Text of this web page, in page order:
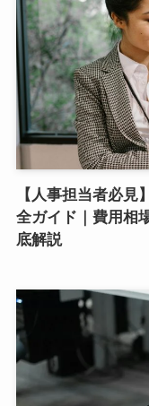
【人事担当者必
全ガイド｜費用相
底解説